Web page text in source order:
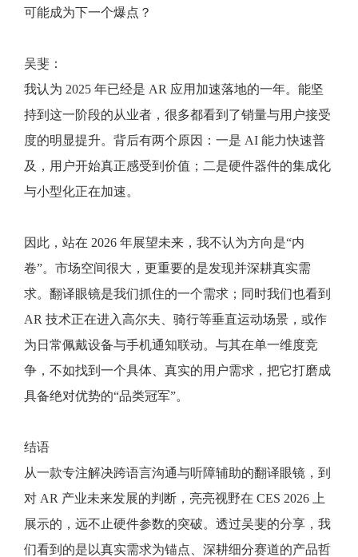
可能成为下一个爆点？
吴斐：
我认为 2025 年已经是 AR 应用加速落地的一年。能坚
持到这一阶段的从业者，很多都看到了销量与用户接受
度的明显提升。背后有两个原因：一是 AI 能力快速普
及，用户开始真正感受到价值；二是硬件器件的集成化
与小型化正在加速。
因此，站在 2026 年展望未来，我不认为方向是“内
卷”。市场空间很大，更重要的是发现并深耕真实需
求。翻译眼镜是我们抓住的一个需求；同时我们也看到
AR 技术正在进入高尔夫、骑行等垂直运动场景，或作
为日常佩戴设备与手机通知联动。与其在单一维度竞
争，不如找到一个具体、真实的用户需求，把它打磨成
具备绝对优势的“品类冠军”。
结语
从一款专注解决跨语言沟通与听障辅助的翻译眼镜，到
对 AR 产业未来发展的判断，亮亮视野在 CES 2026 上
展示的，远不止硬件参数的突破。透过吴斐的分享，我
们看到的是以真实需求为锚点、深耕细分赛道的产品哲